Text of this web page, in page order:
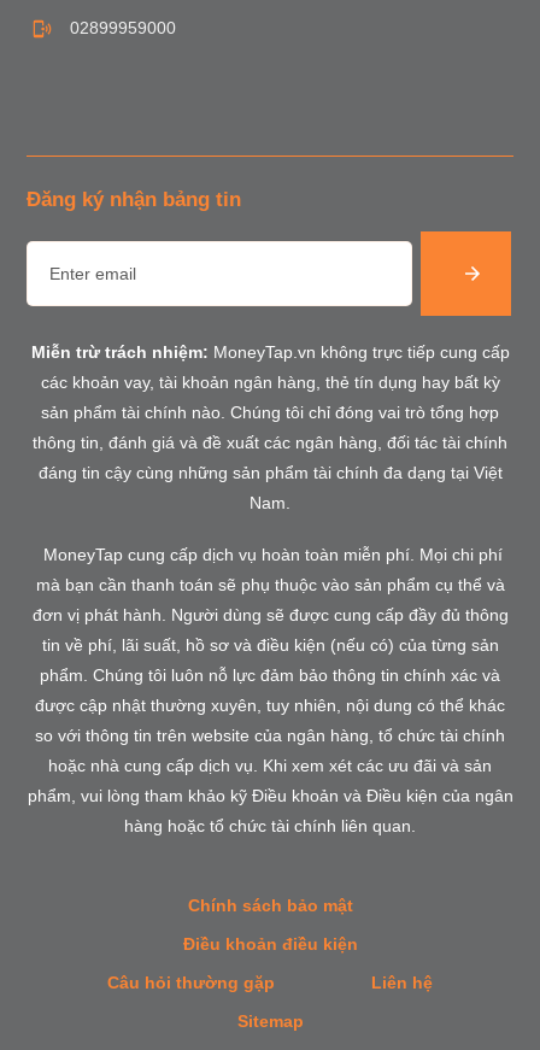
02899959000
Đăng ký nhận bảng tin
Miễn trừ trách nhiệm: MoneyTap.vn không trực tiếp cung cấp
các khoản vay, tài khoản ngân hàng, thẻ tín dụng hay bất kỳ
sản phẩm tài chính nào. Chúng tôi chỉ đóng vai trò tổng hợp
thông tin, đánh giá và đề xuất các ngân hàng, đối tác tài chính
đáng tin cậy cùng những sản phẩm tài chính đa dạng tại Việt
Nam.
MoneyTap cung cấp dịch vụ hoàn toàn miễn phí. Mọi chi phí
mà bạn cần thanh toán sẽ phụ thuộc vào sản phẩm cụ thể và
đơn vị phát hành. Người dùng sẽ được cung cấp đầy đủ thông
tin về phí, lãi suất, hồ sơ và điều kiện (nếu có) của từng sản
phẩm. Chúng tôi luôn nỗ lực đảm bảo thông tin chính xác và
được cập nhật thường xuyên, tuy nhiên, nội dung có thể khác
so với thông tin trên website của ngân hàng, tổ chức tài chính
hoặc nhà cung cấp dịch vụ. Khi xem xét các ưu đãi và sản
phẩm, vui lòng tham khảo kỹ Điều khoản và Điều kiện của ngân
hàng hoặc tổ chức tài chính liên quan.
Chính sách bảo mật
Điều khoản điều kiện
Câu hỏi thường gặp
Liên hệ
Sitemap